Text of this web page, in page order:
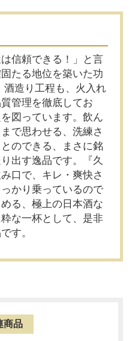
信頼できる！」と言
たる地位を築いた功
造り工程も、火入れ
管理を徹底してお
図っています。飲ん
で思わせる、洗練さ
のできる、まさに銘
出す逸品です。『久
口で、キレ・爽快さ
かり乗っているので
る、極上の日本酒な
な一杯として、是非
す。
商品